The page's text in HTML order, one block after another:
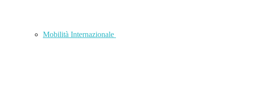
Mobilità Internazionale